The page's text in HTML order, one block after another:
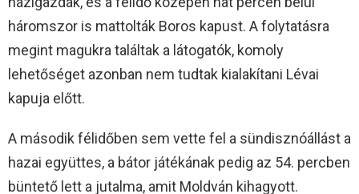
háromszor is mattolták Boros kapust. A folytatásra
megint magukra találtak a látogatók, komoly
lehetőséget azonban nem tudtak kialakítani Lévai
kapuja előtt.
A második félidőben sem vette fel a sündisznóállást a
hazai együttes, a bátor játékának pedig az 54. percben
büntető lett a jutalma, amit Moldván kihagyott.